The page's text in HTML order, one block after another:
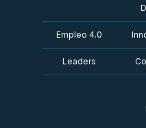
Empleo 4.0
Leaders